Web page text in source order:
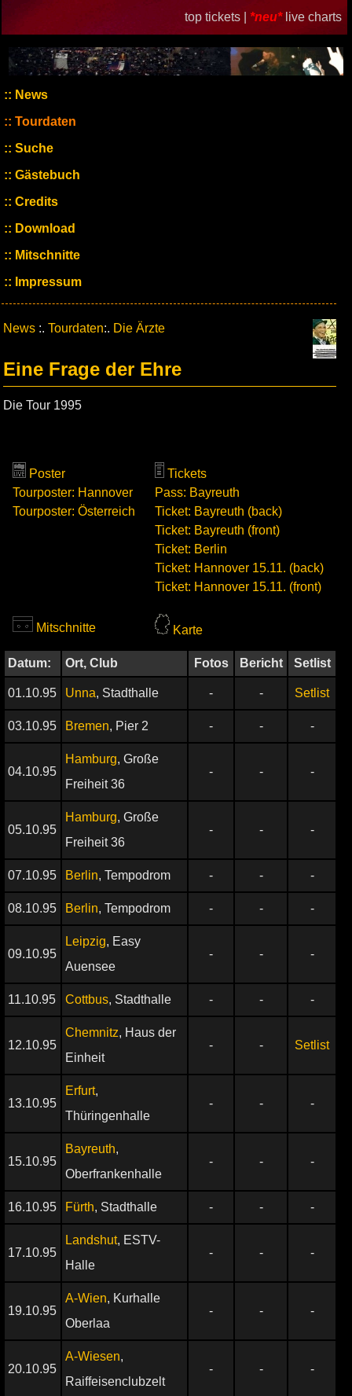
top tickets | *neu* live charts
News
Tourdaten
Suche
Gästebuch
Credits
Download
Mitschnitte
Impressum
News :. Tourdaten:. Die Ärzte
Eine Frage der Ehre
Die Tour 1995
Poster
Tourposter: Hannover
Tourposter: Österreich
Tickets
Pass: Bayreuth
Ticket: Bayreuth (back)
Ticket: Bayreuth (front)
Ticket: Berlin
Ticket: Hannover 15.11. (back)
Ticket: Hannover 15.11. (front)
Mitschnitte Karte
Datum: Ort, Club Fotos Bericht Setlist
01.10.95 Unna, Stadthalle - - Setlist
03.10.95 Bremen, Pier 2 - - -
04.10.95
Hamburg, Große
Freiheit 36
- - -
05.10.95
Hamburg, Große
Freiheit 36
- - -
07.10.95 Berlin, Tempodrom - - -
08.10.95 Berlin, Tempodrom - - -
09.10.95
Leipzig, Easy
Auensee
- - -
11.10.95 Cottbus, Stadthalle - - -
12.10.95
Chemnitz, Haus der
Einheit
- - Setlist
13.10.95
Erfurt,
Thüringenhalle
- - -
15.10.95
Bayreuth,
Oberfrankenhalle
- - -
16.10.95 Fürth, Stadthalle - - -
17.10.95
Landshut, ESTV-
Halle
- - -
19.10.95
A-Wien, Kurhalle
Oberlaa
- - -
20.10.95
A-Wiesen,
Raiffeisenclubzelt
- - -